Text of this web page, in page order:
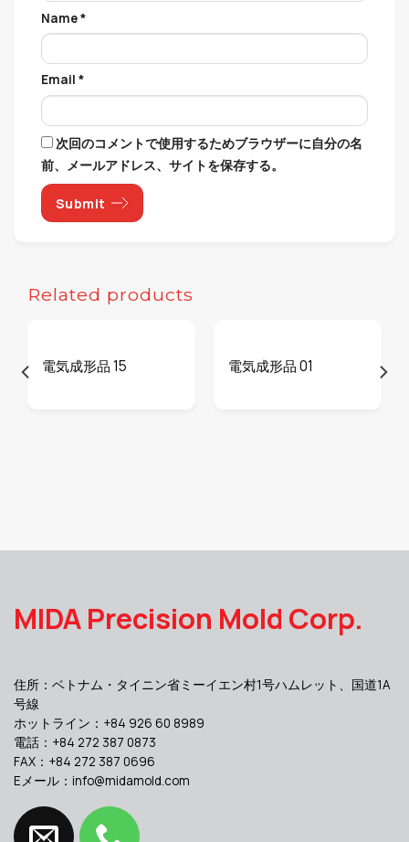
Name*
Email *
次回のコメントで使用するためブラウザーに自分の名
前、メールアドレス、サイトを保存する。
Related products
電気成形品 15 電気成形品 01
MIDA Precision Mold Corp.
住所：ベトナム・タイニン省ミーイエン村1号ハムレット、国道1A
号線
ホットライン：+84 926 60 8989
電話：+84 272 387 0873
FAX：+84 272 387 0696
Eメール： info@midamold.com